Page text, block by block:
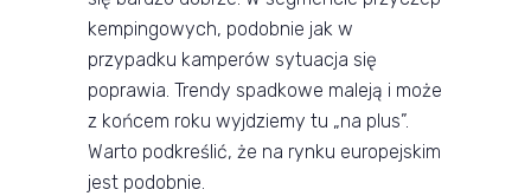
kempingowych, podobnie jak w
przypadku kamperów sytuacja się
poprawia. Trendy spadkowe maleją i może
z końcem roku wyjdziemy tu „na plus”.
Warto podkreślić, że na rynku europejskim
jest podobnie.